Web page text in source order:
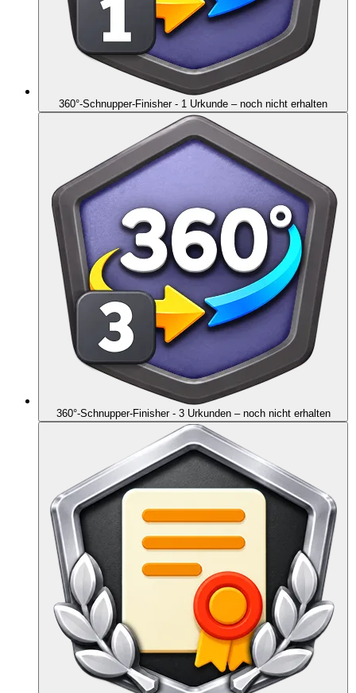
360°-Schnupper-Finisher - 1 Urkunde – noch nicht erhalten
360°-Schnupper-Finisher - 3 Urkunden – noch nicht erhalten